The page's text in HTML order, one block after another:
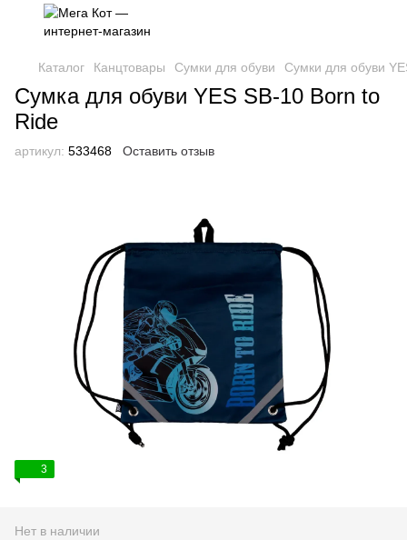
Каталог Канцтовары Сумки для обуви Сумки для обуви
Сумка для обуви YES SB-10 Born to
Ride
артикул: 533468 Оставить отзыв
3
Нет в наличии